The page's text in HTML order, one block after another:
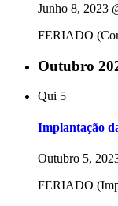
Junho 8, 2023
FERIADO
Outubro
Qui 5
Implantação
Outubro 5,
FERIADO